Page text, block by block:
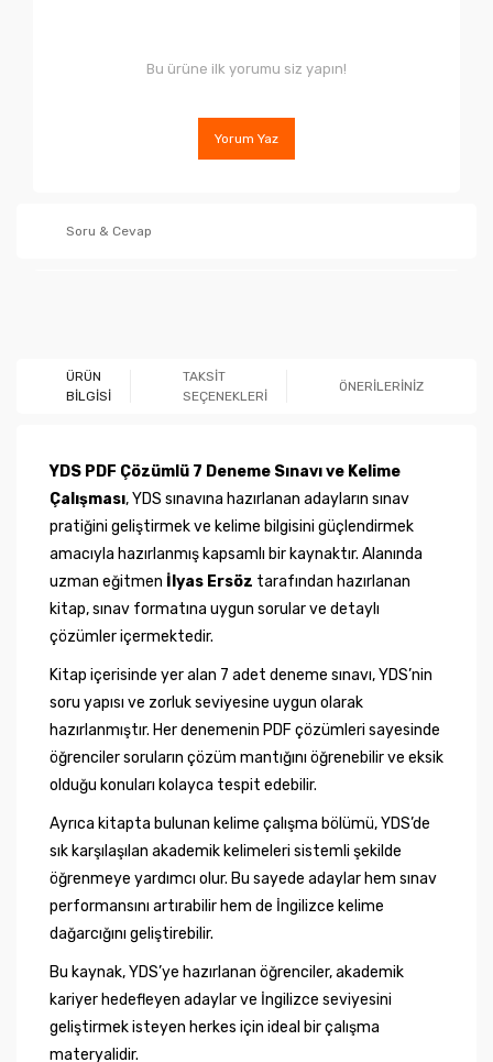
Bu ürüne ilk yorumu siz yapın!
Yorum Yaz
Soru & Cevap
ÜRÜN
BİLGİSİ
TAKSİT
SEÇENEKLERİ
ÖNERİLERİNİZ
YDS PDF Çözümlü 7 Deneme Sınavı ve Kelime
Çalışması, YDS sınavına hazırlanan adayların sınav
pratiğini geliştirmek ve kelime bilgisini güçlendirmek
amacıyla hazırlanmış kapsamlı bir kaynaktır. Alanında
uzman eğitmen İlyas Ersöz tarafından hazırlanan
kitap, sınav formatına uygun sorular ve detaylı
çözümler içermektedir.
Kitap içerisinde yer alan 7 adet deneme sınavı, YDS’nin
soru yapısı ve zorluk seviyesine uygun olarak
hazırlanmıştır. Her denemenin PDF çözümleri sayesinde
öğrenciler soruların çözüm mantığını öğrenebilir ve eksik
olduğu konuları kolayca tespit edebilir.
Ayrıca kitapta bulunan kelime çalışma bölümü, YDS’de
sık karşılaşılan akademik kelimeleri sistemli şekilde
öğrenmeye yardımcı olur. Bu sayede adaylar hem sınav
performansını artırabilir hem de İngilizce kelime
dağarcığını geliştirebilir.
Bu kaynak, YDS’ye hazırlanan öğrenciler, akademik
kariyer hedefleyen adaylar ve İngilizce seviyesini
geliştirmek isteyen herkes için ideal bir çalışma
materyalidir.